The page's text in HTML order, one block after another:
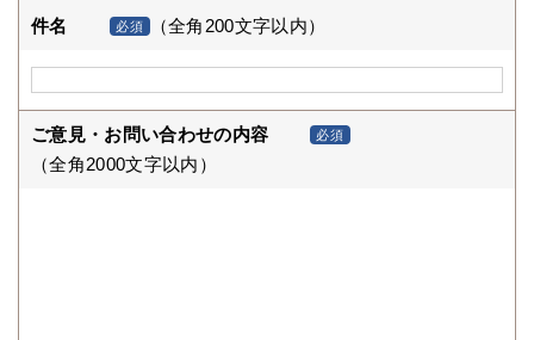
件名 必須 （全角200文字以内）
ご意見・お問い合わせの内容 必須
（全角2000文字以内）